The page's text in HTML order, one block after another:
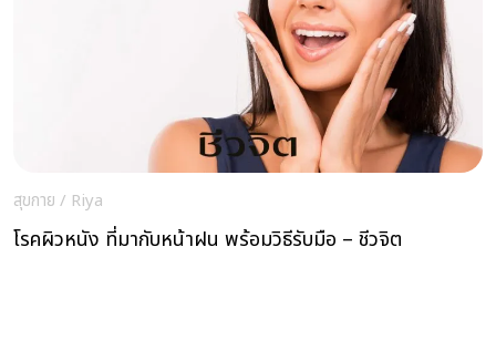
สุขกาย / Riya
โรคผิวหนัง ที่มากับหน้าฝน พร้อมวิธีรับมือ – ชีวจิต